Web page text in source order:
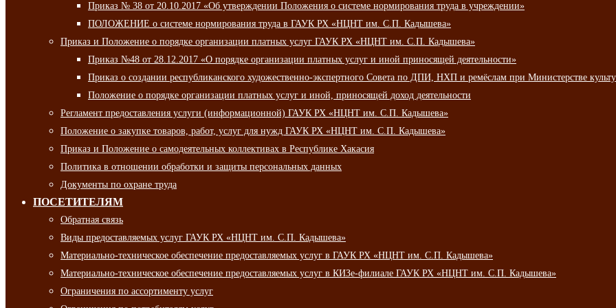
Приказ № 38 от 20.10.2017 «Об утверждении Положения о системе нормирования труда в учреждении»
ПОЛОЖЕНИЕ о системе нормирования труда в ГАУК РХ «НЦНТ им. С.П. Кадышева»
Приказ и Положение о порядке организации платных услуг ГАУК РХ «НЦНТ им. С.П. Кадышева»
Приказ №48 от 28.12.2017 «О порядке организации платных услуг и иной приносящей деятельности»
Приказ о создании республиканского художественно-экспертного Совета по ДПИ, НХП и ремёслам при Министерстве
Положение о порядке организации платных услуг и иной, приносящей доход деятельности
Регламент предоставления услуги (информационной) ГАУК РХ «НЦНТ им. С.П. Кадышева»
Положение о закупке товаров, работ, услуг для нужд ГАУК РХ «НЦНТ им. С.П. Кадышева»
Приказ и Положение о самодеятельных коллективах в Республике Хакасия
Политика в отношении обработки и защиты персональных данных
Документы по охране труда
ПОСЕТИТЕЛЯМ
Обратная связь
Виды предоставляемых услуг ГАУК РХ «НЦНТ им. С.П. Кадышева»
Материально-техническое обеспечение предоставляемых услуг в ГАУК РХ «НЦНТ им. С.П. Кадышева»
Материально-техническое обеспечение предоставляемых услуг в КИЗе-филиале ГАУК РХ «НЦНТ им. С.П. Кадышева»
Ограничения по ассортименту услуг